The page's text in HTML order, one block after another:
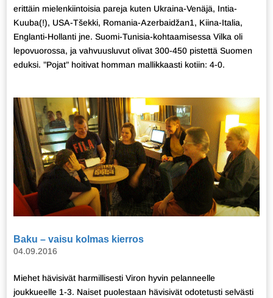
erittäin mielenkiintoisia pareja kuten Ukraina-Venäjä, Intia-
Kuuba(!), USA-Tšekki, Romania-Azerbaidžan1, Kiina-Italia,
Englanti-Hollanti jne. Suomi-Tunisia-kohtaamisessa Vilka oli
lepovuorossa, ja vahvuusluvut olivat 300-450 pistettä Suomen
eduksi. ”Pojat” hoitivat homman mallikkaasti kotiin: 4-0.
Baku – vaisu kolmas kierros
04.09.2016
Miehet hävisivät harmillisesti Viron hyvin pelanneelle
joukkueelle 1-3. Naiset puolestaan hävisivät odotetusti selvästi